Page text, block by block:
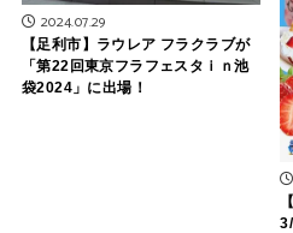
2024.07.29
【足利市】ラウレア フラクラブが
「第22回東京フラフェスタｉｎ池
袋2024」に出場！